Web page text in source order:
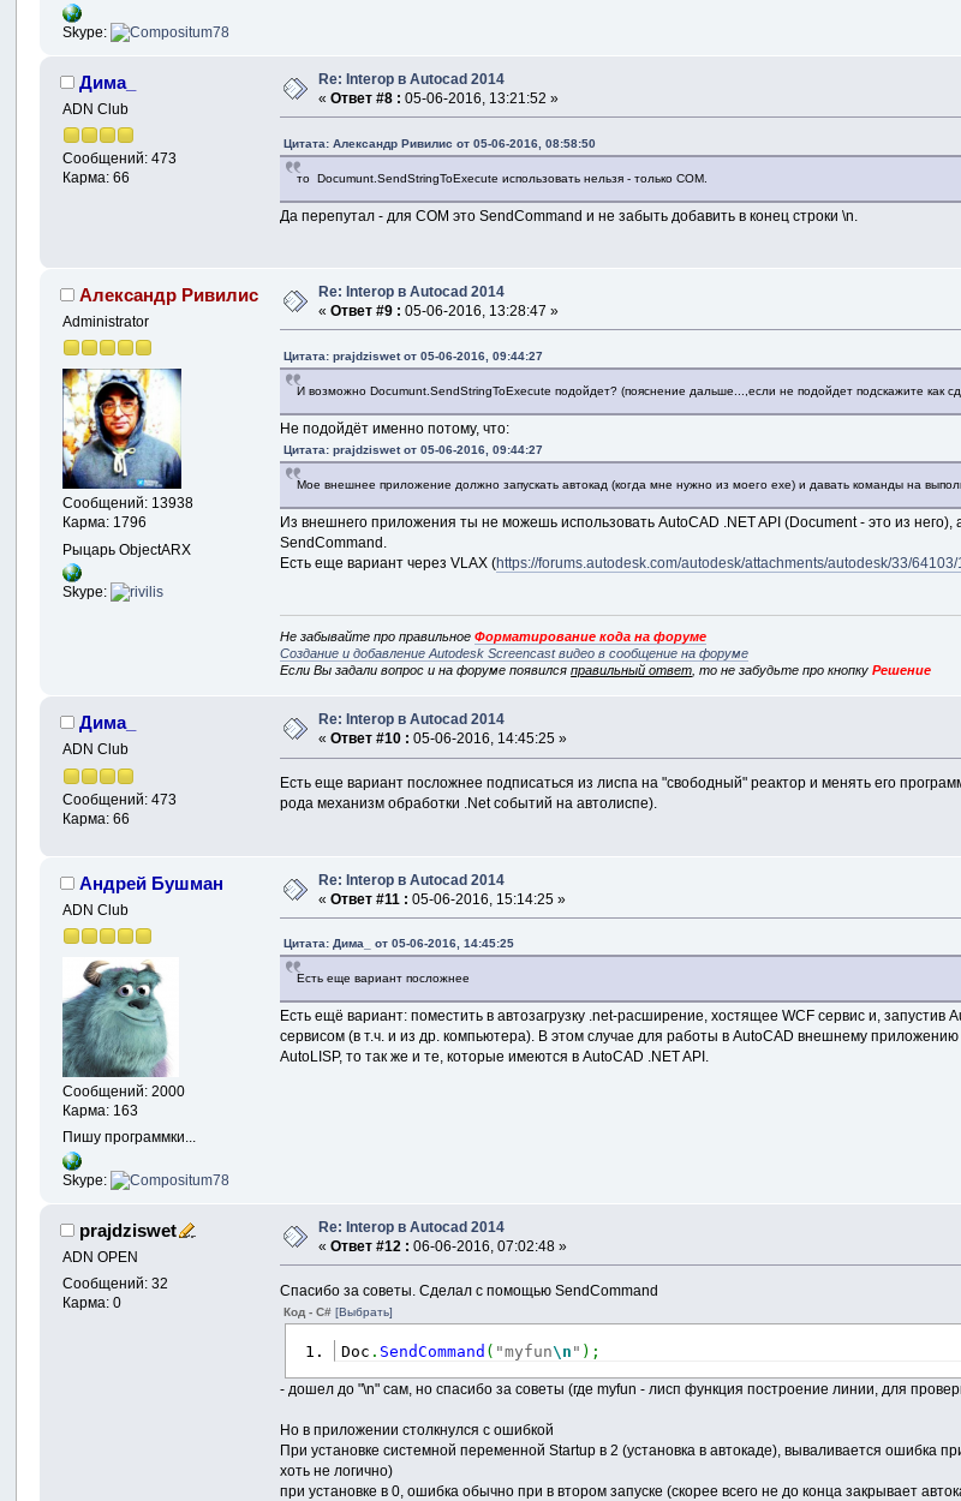
Skype:
Дима_
ADN Club
Сообщений: 473
Карма: 66
Re: Interop в Autocad 2014
«Ответ #8 : 05-06-2016, 13:21:52 »
Цитата: Александр Ривилис от 05-06-2016, 08:58:50
то Documunt.SendStringToExecute использовать нельзя - только COM.
Да перепутал - для COM это SendCommand и не забыть добавить в конец строки \n.
Александр Ривилис
Administrator
Сообщений: 13938
Карма: 1796
Рыцарь ObjectARX
Skype:
Re: Interop в Autocad 2014
«Ответ #9 : 05-06-2016, 13:28:47 »
Цитата: prajdziswet от 05-06-2016, 09:44:27
И возможно Documunt.SendStringToExecute подойдет? (пояснение дальше...,если не подойдет подскажите как
Не подойдёт именно потому, что:
Цитата: prajdziswet от 05-06-2016, 09:44:27
Мое внешнее приложение должно запускать автокад (когда мне нужно из моего ехе) и давать команды на
Из внешнего приложения ты не можешь использовать AutoCAD .NET API (Document - это из
SendCommand.
Есть еще вариант через VLAX (https://forums.autodesk.com/autodesk/attachments/autodesk/33/64103/
Не забывайте про правильноеФорматирование кода на форуме
Создание и добавление Autodesk Screencast видео в сообщение на форуме
Если Вы задали вопрос и на форуме появилсяправильный ответ , то не забудьте про кнопкуРешение
Дима_
ADN Club
Сообщений: 473
Карма: 66
Re: Interop в Autocad 2014
«Ответ #10 : 05-06-2016, 14:45:25 »
Есть еще вариант посложнее подписаться из лиспа на "свободный" реактор и менять его
рода механизм обработки .Net событий на автолиспе).
Андрей Бушман
ADN Club
Сообщений: 2000
Карма: 163
Пишу программки...
Skype:
Re: Interop в Autocad 2014
«Ответ #11 : 05-06-2016, 15:14:25 »
Цитата: Дима_ от 05-06-2016, 14:45:25
Есть еще вариант посложнее
Есть ещё вариант: поместить в автозагрузку .net-расширение, хостящее WCF сервис и,
сервисом (в т.ч. и из др. компьютера). В этом случае для работы в AutoCAD внешнему
AutoLISP, то так же и те, которые имеются в AutoCAD .NET API.
prajdziswet
ADN OPEN
Сообщений: 32
Карма: 0
Re: Interop в Autocad 2014
«Ответ #12 : 06-06-2016, 07:02:48 »
Спасибо за советы. Сделал с помощью SendCommand
Код - C#[Выбрать]
Doc . SendCommand ( "myfun\n " ) ;
- дошел до "\n" сам, но спасибо за советы (где myfun - лисп функция построение линии, для
Но в приложении столкнулся с ошибкой
При установке системной переменной Startup в 2 (установка в автокаде), вываливается ошибка
хоть не логично)
при установке в 0, ошибка обычно при в втором запуске (скорее всего не до конца закрывает